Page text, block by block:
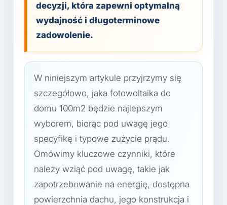
decyzji, która zapewni optymalną
wydajność i długoterminowe
zadowolenie.
W niniejszym artykule przyjrzymy się
szczegółowo, jaka fotowoltaika do
domu 100m2 będzie najlepszym
wyborem, biorąc pod uwagę jego
specyfikę i typowe zużycie prądu.
Omówimy kluczowe czynniki, które
należy wziąć pod uwagę, takie jak
zapotrzebowanie na energię, dostępna
powierzchnia dachu, jego konstrukcja i